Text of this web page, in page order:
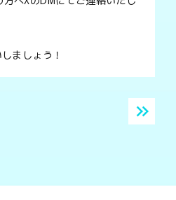
ましょう！